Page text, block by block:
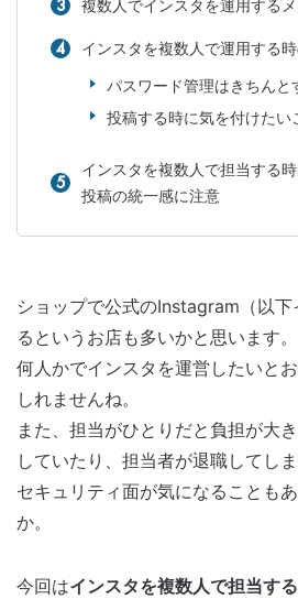
複数人でインスタを運用するメ
インスタを複数人で運用する
パスワード管理はきちんと
投稿する時に気を付けたい
インスタを複数人で担当する
投稿の統一感に注意
ショップで公式のInstagram（以
るというお店も多いかと思います。
何人かでインスタを運営したいと
しれませんね。
また、担当がひとりだと負担が大
していたり、担当者が退職してし
セキュリティ面が気になることも
か。
今回はインスタを複数人で担当す